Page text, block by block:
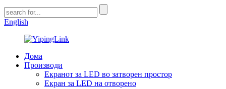
English
Дома
Производи
Екранот за LED во затворен простор
Екран за LED на отворено